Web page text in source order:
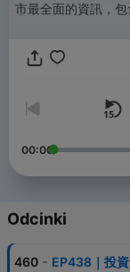
市最全面的資訊，
https://www.pressplay.cc/
https://
https://
bySoundOn
00:00
Odcinki
460 - EP438｜投